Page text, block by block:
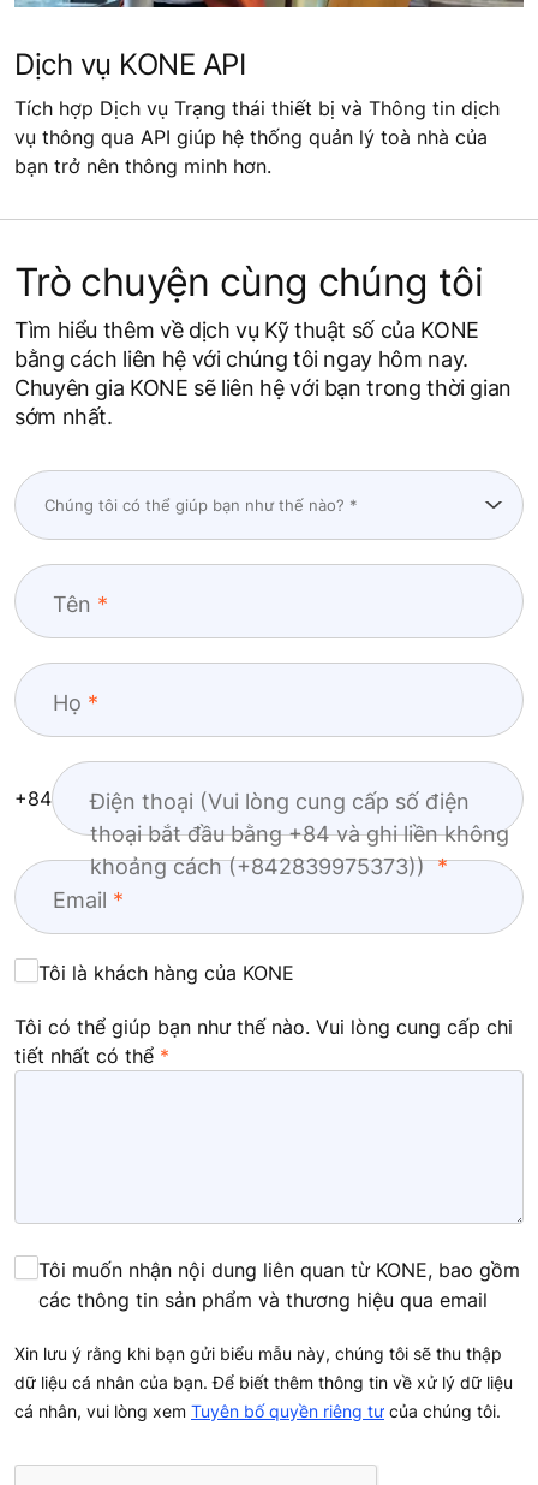
Dịch vụ KONE API
Tích hợp Dịch vụ Trạng thái thiết bị và Thông tin dịch
vụ thông qua API giúp hệ thống quản lý toà nhà của
bạn trở nên thông minh hơn.
Trò chuyện cùng chúng tôi
Tìm hiểu thêm về dịch vụ Kỹ thuật số của KONE
bằng cách liên hệ với chúng tôi ngay hôm nay.
Chuyên gia KONE sẽ liên hệ với bạn trong thời gian
sớm nhất.
Tên
Họ
Điện thoại (Vui lòng cung cấp số điện
thoại bắt đầu bằng +84 và ghi liền không
khoảng cách (+842839975373))
+84
Email
Tôi là khách hàng của KONE
Tôi có thể giúp bạn như thế nào. Vui lòng cung cấp chi
tiết nhất có thể
Tôi muốn nhận nội dung liên quan từ KONE, bao gồm
các thông tin sản phẩm và thương hiệu qua email
Xin lưu ý rằng khi bạn gửi biểu mẫu này, chúng tôi sẽ thu thập
dữ liệu cá nhân của bạn. Để biết thêm thông tin về xử lý dữ liệu
cá nhân, vui lòng xem Tuyên bố quyền riêng tư của chúng tôi.